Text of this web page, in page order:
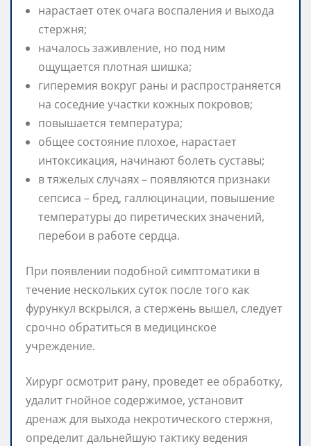
нарастает отек очага воспаления и выхода
стержня;
началось заживление, но под ним
ощущается плотная шишка;
гиперемия вокруг раны и распространяется
на соседние участки кожных покровов;
повышается температура;
общее состояние плохое, нарастает
интоксикация, начинают болеть суставы;
в тяжелых случаях – появляются признаки
сепсиса – бред, галлюцинации, повышение
температуры до пиретических значений,
перебои в работе сердца.
При появлении подобной симптоматики в
течение нескольких суток после того как
фурункул вскрылся, а стержень вышел, следует
срочно обратиться в медицинское
учреждение.
Хирург осмотрит рану, проведет ее обработку,
удалит гнойное содержимое, установит
дренаж для выхода некротического стержня,
определит дальнейшую тактику ведения